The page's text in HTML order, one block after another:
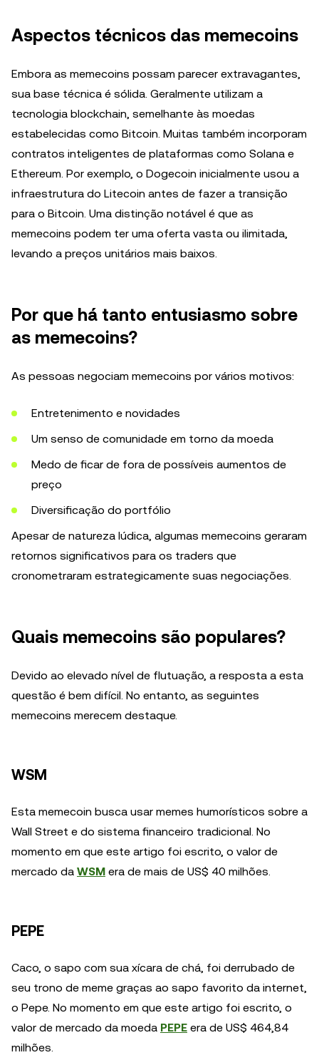
Aspectos técnicos das memecoins
Embora as memecoins possam parecer extravagantes,
sua base técnica é sólida. Geralmente utilizam a
tecnologia blockchain, semelhante às moedas
estabelecidas como Bitcoin. Muitas também incorporam
contratos inteligentes de plataformas como Solana e
Ethereum. Por exemplo, o Dogecoin inicialmente usou a
infraestrutura do Litecoin antes de fazer a transição
para o Bitcoin. Uma distinção notável é que as
memecoins podem ter uma oferta vasta ou ilimitada,
levando a preços unitários mais baixos.
Por que há tanto entusiasmo sobre
as memecoins?
As pessoas negociam memecoins por vários motivos:
Entretenimento e novidades
Um senso de comunidade em torno da moeda
Medo de ficar de fora de possíveis aumentos de
preço
Diversificação do portfólio
Apesar de natureza lúdica, algumas memecoins geraram
retornos significativos para os traders que
cronometraram estrategicamente suas negociações.
Quais memecoins são populares?
Devido ao elevado nível de flutuação, a resposta a esta
questão é bem difícil. No entanto, as seguintes
memecoins merecem destaque.
WSM
Esta memecoin busca usar memes humorísticos sobre a
Wall Street e do sistema financeiro tradicional. No
momento em que este artigo foi escrito, o valor de
mercado da WSM era de mais de US$ 40 milhões.
PEPE
Caco, o sapo com sua xícara de chá, foi derrubado de
seu trono de meme graças ao sapo favorito da internet,
o Pepe. No momento em que este artigo foi escrito, o
valor de mercado da moeda PEPE era de US$ 464,84
milhões.